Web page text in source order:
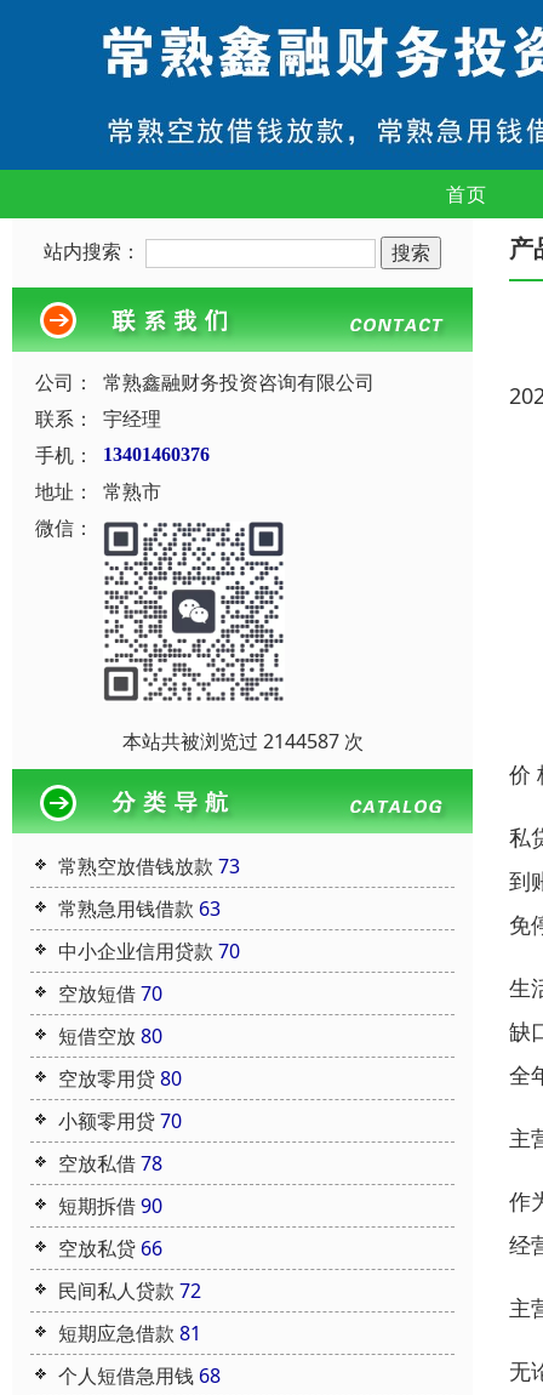
首页
站内搜索：
公司：
常熟鑫融财务投资咨询有限公司
联系：
宇经理
手机：
13401460376
地址：
常熟市
微信：
本站共被浏览过 2144587 次
常熟空放借钱放款 73
常熟急用钱借款 63
中小企业信用贷款 70
空放短借70
短借空放80
空放零用贷80
小额零用贷70
空放私借78
短期拆借90
空放私贷 66
民间私人贷款 72
短期应急借款 81
个人短借急用钱 68
产
价
私
到
免
生
缺
全
主
作
经
主
无